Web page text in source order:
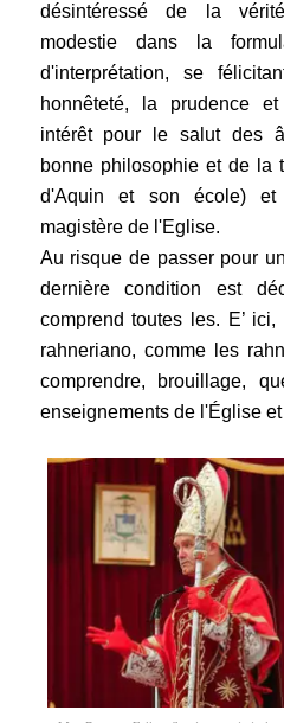
désintéressé de la
modestie dans la
d'interprétation, se
honnêteté, la prudence
intérêt pour le salut des
bonne philosophie et de la
d'Aquin et son école)
magistère de l'Eglise.
Au risque de passer pour
dernière condition est
comprend toutes les. E’
rahneriano, comme les
comprendre, brouillage,
enseignements de l'Église